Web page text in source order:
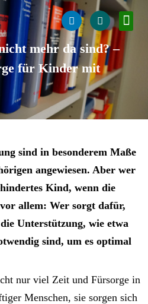
mehr da sind? –
für Kinder mit
sind in besonderem Maße
angewiesen. Aber wer
Kind, wenn die
allem: Wer sorgt dafür,
Unterstützung, wie etwa
sind, um es optimal
nur viel Zeit und Fürsorge in
Menschen, sie sorgen sich